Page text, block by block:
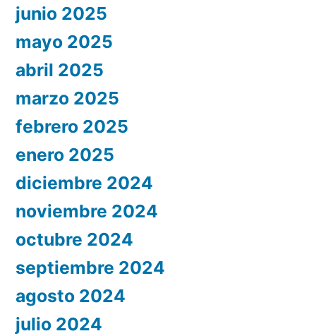
junio 2025
mayo 2025
abril 2025
marzo 2025
febrero 2025
enero 2025
diciembre 2024
noviembre 2024
octubre 2024
septiembre 2024
agosto 2024
julio 2024